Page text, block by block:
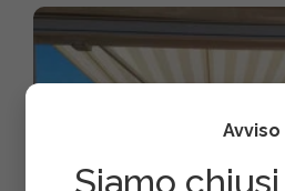
Avviso
Siamo